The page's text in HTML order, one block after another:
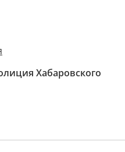
Хабаровского